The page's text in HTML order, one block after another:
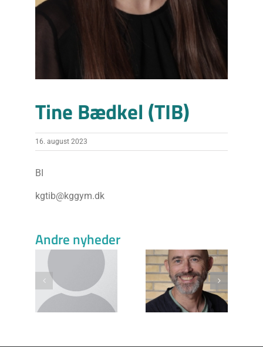
Tine Bædkel (TIB)
16. august 2023
BI
kgtib@kggym.dk
Beslægtede indlæg
Lars Erik
Knudsen (LEK)
Josefine Dixen
Zwisler (JOZ)